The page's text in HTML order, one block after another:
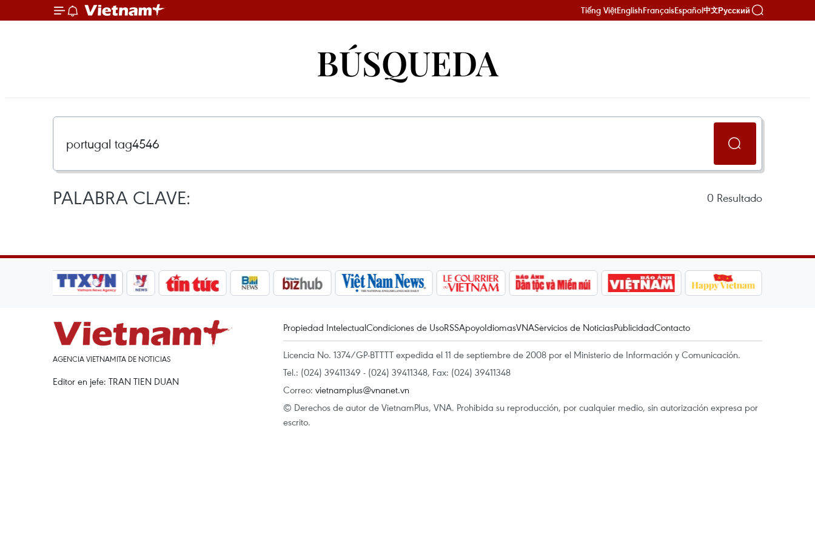
Tiếng ViệtEnglishFrançaisEspañol中文Русский
BÚSQUEDA
PALABRA CLAVE: 0 Resultado
AGENCIA VIETNAMITA DE NOTICIAS
Editor en jefe: TRAN TIEN DUAN
Propiedad IntelectualCondiciones de UsoRSSApoyoIdiomasVNAServicios de NoticiasPublicidadContacto
Licencia No. 1374/GP-BTTTT expedida el 11 de septiembre de 2008 por el Ministerio de Información y Comunicación.
Tel.: (024) 39411349 - (024) 39411348, Fax: (024) 39411348
Correo: vietnamplus@vnanet.vn
© Derechos de autor de VietnamPlus, VNA. Prohibida su reproducción, por cualquier medio, sin autorización expresa por
escrito.